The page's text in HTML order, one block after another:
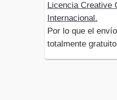
Licencia Creative
Internacional.
Por lo que el
totalmente